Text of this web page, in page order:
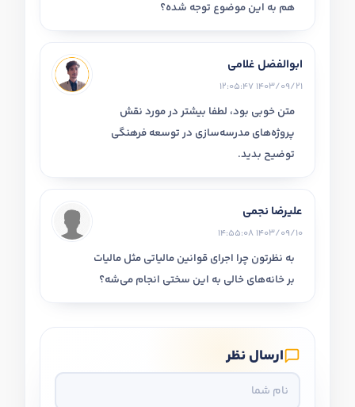
هم به این موضوع توجه شده؟
ابوالفضل غلامی
1403/09/21 12:05:47
متن خوبی بود، لطفا بیشتر در مورد نقش
پروژه‌های مدرسه‌سازی در توسعه فرهنگی
توضیح بدید.
علیرضا نجمی
1403/09/10 14:55:08
به نظرتون چرا اجرای قوانین مالیاتی مثل مالیات
بر خانه‌های خالی به این سختی انجام می‌شه؟
ارسال نظر